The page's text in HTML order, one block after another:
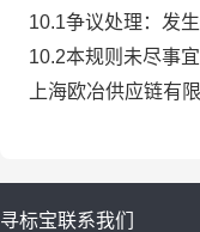
10.1争议处理：发
10.2本规则未尽事
上海欧冶供应链有
寻标宝联系我们